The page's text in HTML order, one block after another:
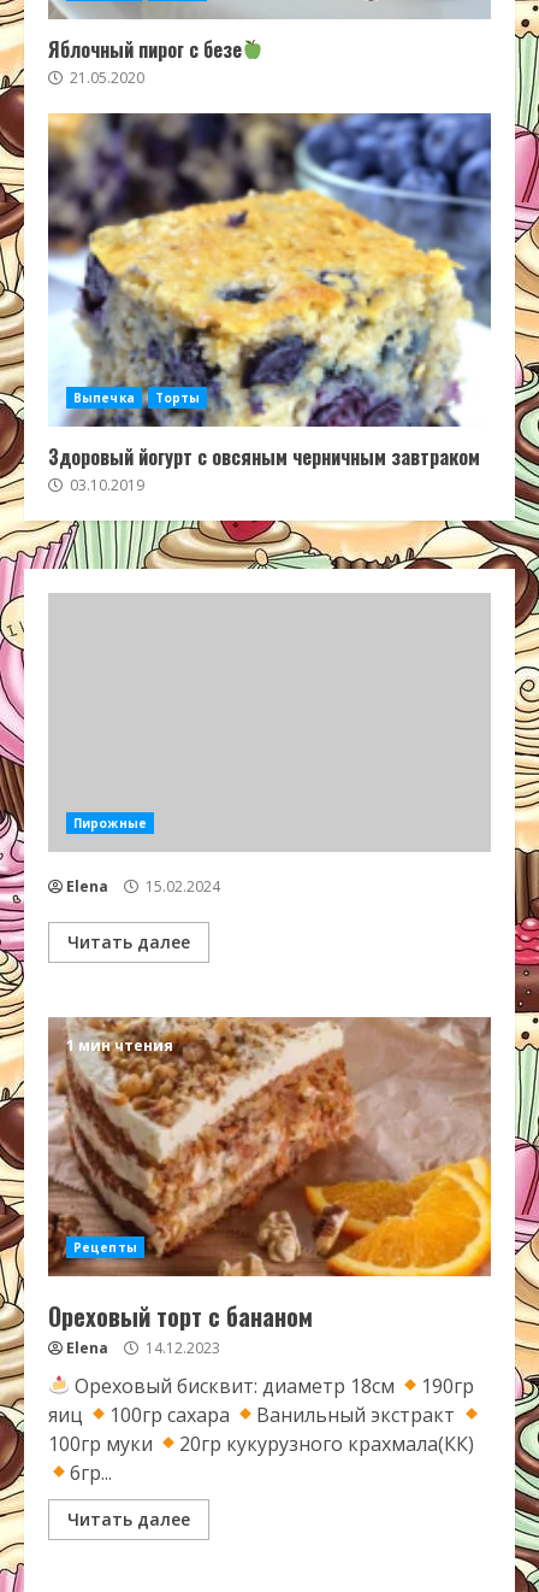
Яблочный пирог с безе
21.05.2020
Выпечка Торты
Здоровый йогурт с овсяным черничным завтраком
03.10.2019
Пирожные
Elena 15.02.2024
Читать далее
1 мин чтения
Рецепты
Ореховый торт с бананом
Elena 14.12.2023
Ореховый бисквит: диаметр 18см
190гр
яиц
100гр сахара
Ванильный экстракт
100гр муки
20гр кукурузного крахмала(КК)
6гр...
Читать далее